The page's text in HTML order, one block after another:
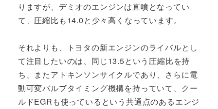
りますが、デミオのエンジンは直噴となってい
て、圧縮比も14.0と少々高くなっています。
それよりも、トヨタの新エンジンのライバルとし
て注目したいのは、同じ13.5という圧縮比を持
ち、またアトキンソンサイクルであり、さらに電
動可変バルブタイミング機構を持っていて、クー
ルドEGRも使っているという共通点のあるエンジ